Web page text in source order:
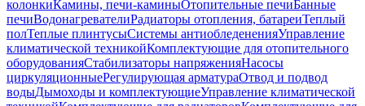
колонкиКамины, печи-каминыОтопительные печиБанные
печиВодонагревателиРадиаторы отопления, батареиТеплый
полТеплые плинтусыСистемы антиобледененияУправление
климатической техникойКомплектующие для отопительного
оборудованияСтабилизаторы напряженияНасосы
циркуляционныеРегулирующая арматураОтвод и подвод
водыДымоходы и комплектующиеУправление климатической